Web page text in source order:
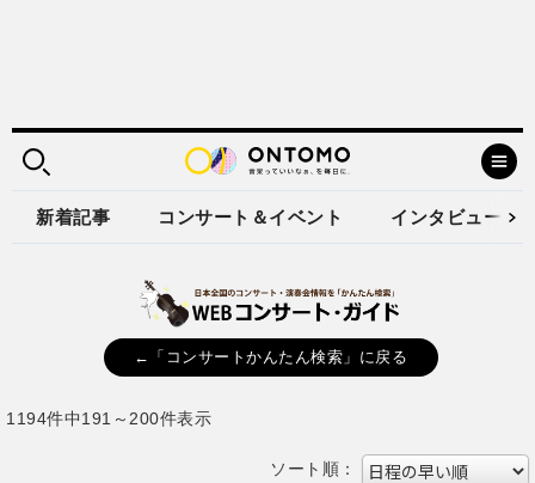
新着記事 コンサート＆イベント インタビュー
←「コンサートかんたん検索」に戻る
1194件中191～200件表示
ソート順：